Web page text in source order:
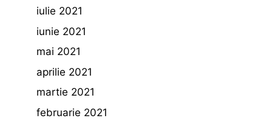
iulie 2021
iunie 2021
mai 2021
aprilie 2021
martie 2021
februarie 2021